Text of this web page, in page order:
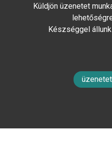
Küldjön üzenetet
Készséggel